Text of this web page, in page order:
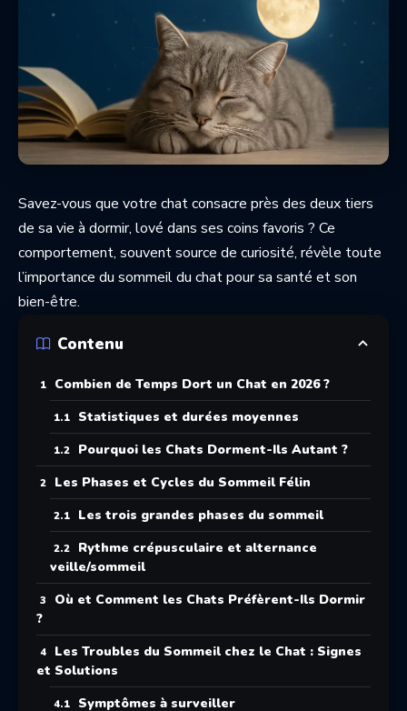
Savez-vous que votre chat consacre près des deux tiers
de sa vie à dormir, lové dans ses coins favoris ? Ce
comportement, souvent source de curiosité, révèle toute
l’importance du sommeil du chat pour sa santé et son
bien-être.
Contenu
Combien de Temps Dort un Chat en 2026 ?
Statistiques et durées moyennes
Pourquoi les Chats Dorment-Ils Autant ?
Les Phases et Cycles du Sommeil Félin
Les trois grandes phases du sommeil
Rythme crépusculaire et alternance
veille/sommeil
Où et Comment les Chats Préfèrent-Ils Dormir
?
Les Troubles du Sommeil chez le Chat : Signes
et Solutions
Symptômes à surveiller